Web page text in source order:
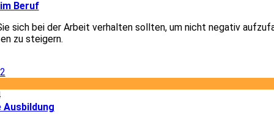
Beruf
sich bei der Arbeit verhalten sollten, um nicht negativ
zu steigern.
Ausbildung